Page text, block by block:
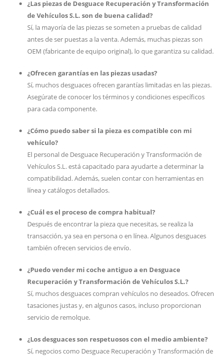
¿Las piezas de Desguace Recuperación y Transformación
de Vehículos S.L. son de buena calidad?
Sí, la mayoría de las piezas se someten a pruebas de calidad
antes de ser puestas a la venta. Además, muchas piezas son
OEM (fabricante de equipo original), lo que garantiza su calidad.
¿Ofrecen garantías en las piezas usadas?
Sí, muchos desguaces ofrecen garantías limitadas en las piezas.
Asegúrate de conocer los términos y condiciones específicos
para cada componente.
¿Cómo puedo saber si la pieza es compatible con mi
vehículo?
El personal de Desguace Recuperación y Transformación de
Vehículos S.L. está capacitado para ayudarte a determinar la
compatibilidad. Además, suelen contar con herramientas en
línea y catálogos detallados.
¿Cuál es el proceso de compra habitual?
Después de encontrar la pieza que necesitas, se realiza la
transacción, ya sea en persona o en línea. Algunos desguaces
también ofrecen servicios de envío.
¿Puedo vender mi coche antiguo a en Desguace
Recuperación y Transformación de Vehículos S.L.?
Sí, muchos desguaces compran vehículos no deseados. Ofrecen
tasaciones justas y, en algunos casos, incluso proporcionan
servicio de remolque.
¿Los desguaces son respetuosos con el medio ambiente?
Sí, negocios como Desguace Recuperación y Transformación de